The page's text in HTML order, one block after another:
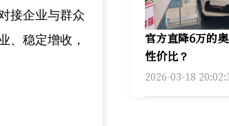
接企业与群众
、稳定增收，
官方直降6万的
性价比？
2026-03-18